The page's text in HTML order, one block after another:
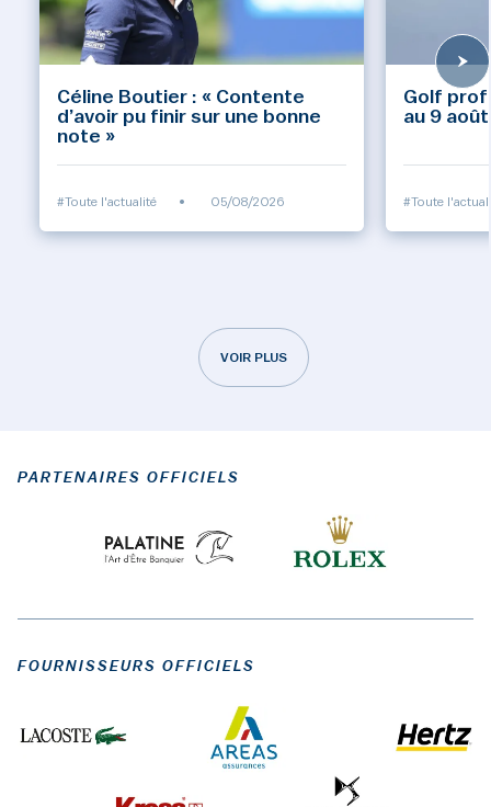
Céline Boutier : « Contente
d’avoir pu finir sur une bonne
note »
#Toute l'actualité • 05/08/2026
Golf
au 9 août
#Toute
VOIR PLUS
PARTENAIRES OFFICIELS
FOURNISSEURS OFFICIELS